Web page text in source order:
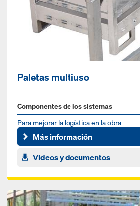
Paletas multiuso
Componentes de los sistemas
Para mejorar la logística en la obra
Más información
Videos y documentos